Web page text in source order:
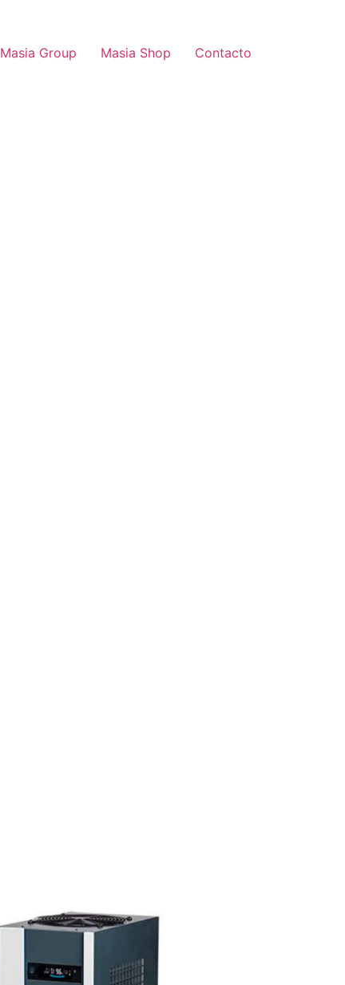
Masia Group Masia Shop Contacto